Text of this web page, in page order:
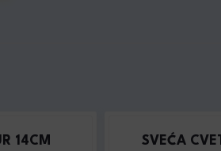
14CM
SVEĆA